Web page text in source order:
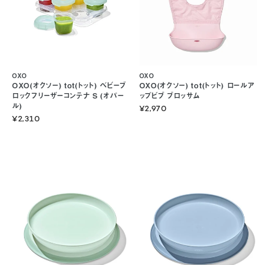
OXO(オクソー) tot(トット) ベビーブ
ロックフリーザーコンテナ S (オパー
ル)
OXO
¥2,310
OXO(オクソー) tot(トット) ロールア
ップビブ ブロッサム
OXO
¥2,970